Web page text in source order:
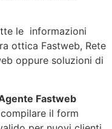
le informazioni
ottica Fastweb, Rete
oppure soluzioni di
Fastweb
il form